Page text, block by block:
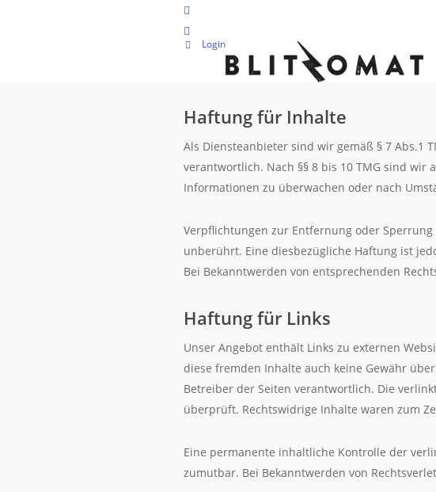
facebook
instagram
Login
Haftung für Inhalte
Als Diensteanbieter sind wir gemäß § 7 Abs.1
verantwortlich. Nach §§ 8 bis 10 TMG sind
Informationen zu überwachen oder nach
Verpflichtungen zur Entfernung oder
unberührt. Eine diesbezügliche Haftung ist
Bei Bekanntwerden von entsprechenden
Haftung für Links
Unser Angebot enthält Links zu externen
diese fremden Inhalte auch keine Gewähr
Betreiber der Seiten verantwortlich. Die
überprüft. Rechtswidrige Inhalte waren zum
Eine permanente inhaltliche Kontrolle der
zumutbar. Bei Bekanntwerden von